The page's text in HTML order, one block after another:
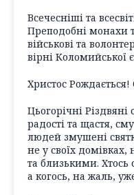
Всечесніші та
Преподобні монахи
військові та
вірні Коломийської
Христос Рождається!
Цьогорічні Різдвяні
радості та щастя,
людей змушені
не у своїх
та близькими. Хтось
а когось, на жаль,